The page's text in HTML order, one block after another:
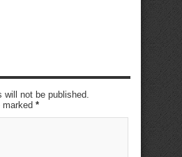
will not be published.
marked *